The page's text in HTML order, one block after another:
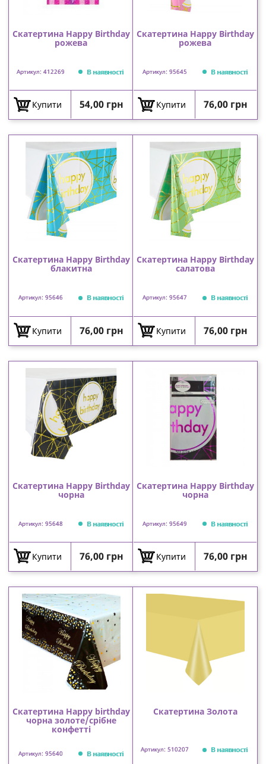
Скатертина Happy Birthday
рожева
Артикул: 412269 В наявності
Купити Ціна
54,00 грн
Скатертина Happy Birthday
рожева
Артикул: 95645 В наявності
Купити Ціна
76,00 грн
Скатертина Happy Birthday
блакитна
Артикул: 95646 В наявності
Купити Ціна
76,00 грн
Скатертина Happy Birthday
салатова
Артикул: 95647 В наявності
Купити Ціна
76,00 грн
Скатертина Happy Birthday
чорна
Артикул: 95648 В наявності
Купити Ціна
76,00 грн
Скатертина Happy Birthday
чорна
Артикул: 95649 В наявності
Купити Ціна
76,00 грн
Скатертина Happy birthday
чорна золоте/срібне
конфетті
Артикул: 95640 В наявності
Скатертина Золота
Артикул: 510207 В наявності